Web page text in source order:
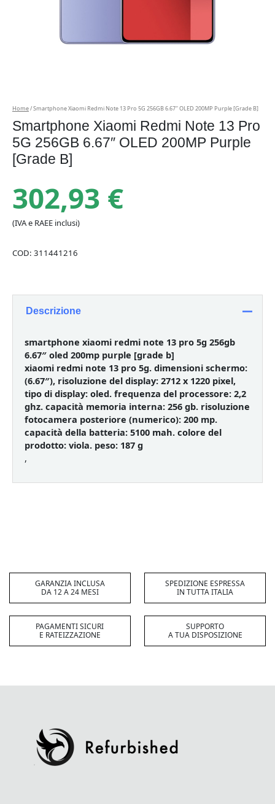
Home/ Smartphone Xiaomi Redmi Note 13 Pro 5G 256GB 6.67″ OLED 200MP Purple [Grade B]
Smartphone Xiaomi Redmi Note 13 Pro
5G 256GB 6.67″ OLED 200MP Purple
[Grade B]
302,93 €
(IVA e RAEE inclusi)
COD: 311441216
Descrizione
smartphone xiaomi redmi note 13 pro 5g 256gb
6.67″ oled 200mp purple [grade b]
xiaomi redmi note 13 pro 5g. dimensioni schermo:
(6.67″), risoluzione del display: 2712 x 1220 pixel,
tipo di display: oled. frequenza del processore: 2,2
ghz. capacità memoria interna: 256 gb. risoluzione
fotocamera posteriore (numerico): 200 mp.
capacità della batteria: 5100 mah. colore del
prodotto: viola. peso: 187 g
,
GARANZIA INCLUSA
DA 12 A 24 MESI
SPEDIZIONE ESPRESSA
IN TUTTA ITALIA
PAGAMENTI SICURI
E RATEIZZAZIONE
SUPPORTO
A TUA DISPOSIZIONE